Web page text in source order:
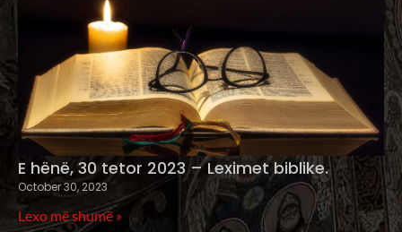
E hënë, 30 tetor 2023 – Leximet biblike.
October 30, 2023
Lexo më shumë »